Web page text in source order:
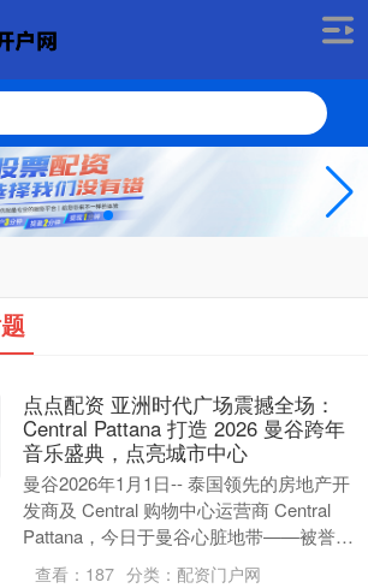
点点配资 亚洲时代广场震撼全场：
Central Pattana 打造 2026 曼谷跨年
音乐盛典，点亮城市中心
曼谷2026年1月1日-- 泰国领先的房地产开
发商及 Central 购物中心运营商 Central
Pattana，今日于曼谷心脏地带——被誉
为"亚洲时代广场....
查看： 187 分类： 配资门户网